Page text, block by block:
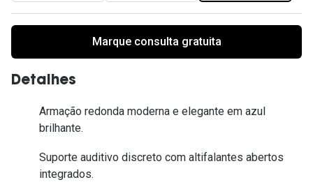
Marque consulta gratuita
Detalhes
Armação redonda moderna e elegante em azul
brilhante.
Suporte auditivo discreto com altifalantes abertos
integrados.